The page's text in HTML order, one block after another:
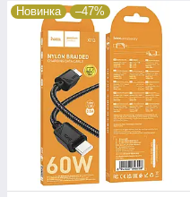
Новинка –47%